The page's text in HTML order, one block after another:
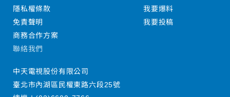
隱私權條款
免責聲明
商務合作方案
我要爆料
我要投稿
聯絡我們
中天電視股份有限公司
臺北市內湖區民權東路六段25號